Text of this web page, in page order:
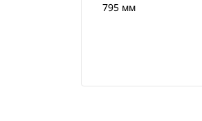
795 мм